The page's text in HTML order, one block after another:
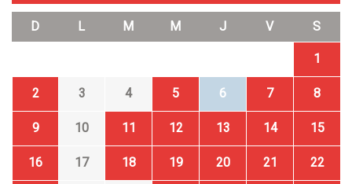
D L M M J V S
1
2 3 4 5 6 7 8
9 10 11 12 13 14 15
16 17 18 19 20 21 22